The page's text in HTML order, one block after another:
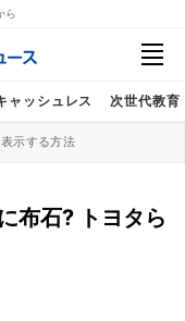
ら
ャッシュレス 次世代教育
示する方法
布石? トヨタら